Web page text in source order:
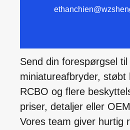
Send din forespørgsel
miniatureafbryder, støbt
RCBO og flere
priser, detaljer eller
Vores team giver hurtig